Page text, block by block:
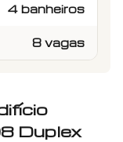
4 banheiros
8 vagas
Duplex